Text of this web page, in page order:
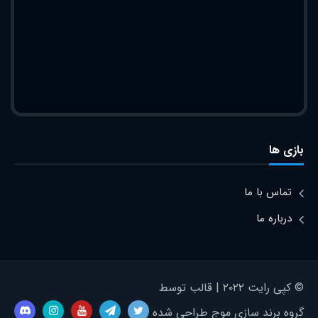
بازی ها
تماس با ما
درباره ما
© کپی رایت ۲۰۲۲ | قالب توسط
گروه برند سازی موج طراحی شده